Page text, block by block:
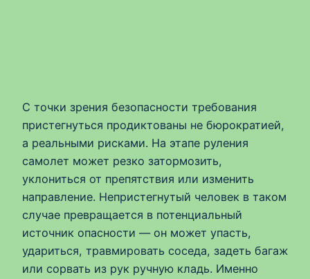
С точки зрения безопасности требования
пристегнуться продиктованы не бюрократией,
а реальными рисками. На этапе руления
самолет может резко затормозить,
уклониться от препятствия или изменить
направление. Непристегнутый человек в таком
случае превращается в потенциальный
источник опасности — он может упасть,
удариться, травмировать соседа, задеть багаж
или сорвать из рук ручную кладь. Именно